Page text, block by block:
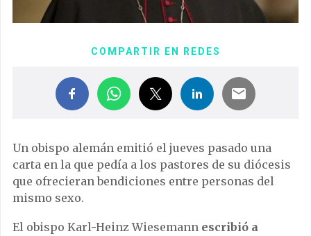
COMPARTIR EN REDES
Un obispo alemán emitió el jueves pasado una
carta en la que pedía a los pastores de su diócesis
que ofrecieran bendiciones entre personas del
mismo sexo.
El obispo Karl-Heinz Wiesemann escribió a